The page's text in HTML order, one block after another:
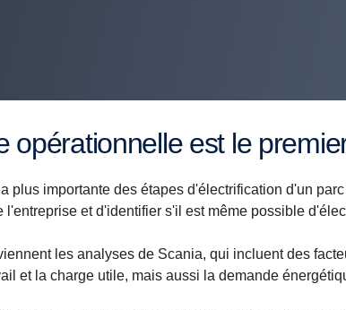
opérationnelle est le
plus importante des étapes d'électrification d'un
l'entreprise et d'identifier s'il est même possible
les analyses de Scania, qui incluent des
et la charge utile, mais aussi la demande